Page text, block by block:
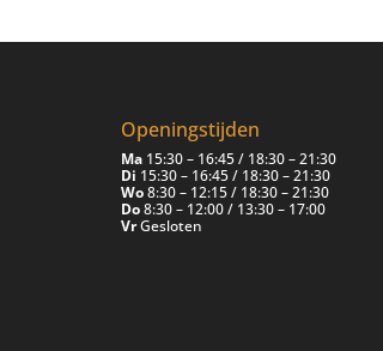
Openingstijden
Ma15:30 – 16:45 / 18:30 – 21:30
Di 15:30 – 16:45 / 18:30 – 21:30
Wo8:30 – 12:15 / 18:30 – 21:30
Do8:30 – 12:00 / 13:30 – 17:00
VrGesloten